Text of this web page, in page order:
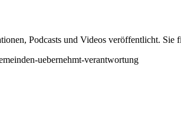
Podcasts und Videos veröffentlicht. Sie
uebernehmt-verantwortung